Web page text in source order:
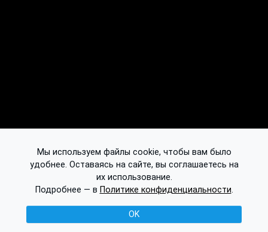
Мы используем файлы cookie, чтобы вам было
удобнее. Оставаясь на сайте, вы соглашаетесь на
их использование.
Подробнее — в Политике конфиденциальности.
OK